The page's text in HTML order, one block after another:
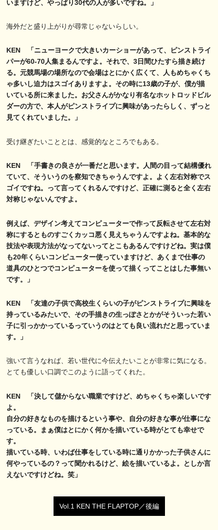
いますけど、やっぱり30代の人が多いですね。」
海外だと盛り上がりが尋常じゃないらしい。
KEN 「ニューヨークで大きいカーショーがあって、ピンストライ
パーが60-70人集まるんですよ。それで、3日間ひたすら描き続け
る。元競馬場の場所なので会場はとにかく広くて、人もめちゃくち
ゃ多いし迫力はスゴイありますよ。その時に13歳の子が、僕が描
いている所に来ました。お父さんがかなり有名なホットロッドビル
ダーの方で、本人がピンストライプに興味があったらしく、ずっと
見てくれていました。」
受け継ぎたいこととは、感覚的なところでもある。
KEN 「手書きの良さが一番だと思います。人間の目って結構優れ
ていて、そういうのを察知できちゃうんですよ。よく左右対称でス
ゴイですね。って言ってくれるんですけど、正確に測ると全く左右
対称じゃないんですよ。
例えば、デザイン考えてコンピューターで作って反転させて左右対
称にするとものすごくカッコ悪く見えちゃうんですよね。基本的な
技法や表現方法がなってないってとこもあるんですけどね。実は僕
も20年くらいコンピューター使っていますけど、あくまで仕事の
道具のひとつでコンピューターを使って描くってことはした事無い
です。」
KEN 「友達の子供で高校生くらいの子がピンストライプに興味を
持っているみたいで、その手描きの生っぽさとかがそういった若い
子に引っかかっているっていうのはとても良い流れだと思っていま
す。」
強いて言うなれば、若い世代に今伝えたいことが非常に気になる。
とても優しい口調でこのように語ってくれた。
KEN 「決して儲からない職業ですけど、めちゃくちゃ楽しいです
よ。
自分の好きなものを描けるという事や、自分の好きな事が仕事にな
っている。まぁ僕はとにかく何かを描いている時がとても幸せで
す。
描いている時、いわば仕事をしている時に通りかかった子供さんに
何やっているの？って聞かれるけど、絵を描いているよ。としか言
えないですけどね。笑」
Vol.1 KEN THE FLAPTOP／後編